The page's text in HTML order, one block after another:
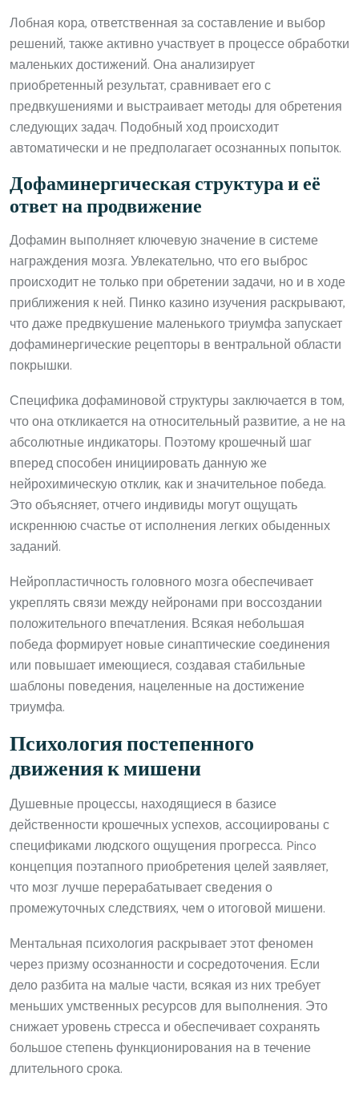
Лобная кора, ответственная за составление и выбор
решений, также активно участвует в процессе обработки
маленьких достижений. Она анализирует
приобретенный результат, сравнивает его с
предвкушениями и выстраивает методы для обретения
следующих задач. Подобный ход происходит
автоматически и не предполагает осознанных попыток.
Дофаминергическая структура и её
ответ на продвижение
Дофамин выполняет ключевую значение в системе
награждения мозга. Увлекательно, что его выброс
происходит не только при обретении задачи, но и в ходе
приближения к ней. Пинко казино изучения раскрывают,
что даже предвкушение маленького триумфа запускает
дофаминергические рецепторы в вентральной области
покрышки.
Специфика дофаминовой структуры заключается в том,
что она откликается на относительный развитие, а не на
абсолютные индикаторы. Поэтому крошечный шаг
вперед способен инициировать данную же
нейрохимическую отклик, как и значительное победа.
Это объясняет, отчего индивиды могут ощущать
искреннюю счастье от исполнения легких обыденных
заданий.
Нейропластичность головного мозга обеспечивает
укреплять связи между нейронами при воссоздании
положительного впечатления. Всякая небольшая
победа формирует новые синаптические соединения
или повышает имеющиеся, создавая стабильные
шаблоны поведения, нацеленные на достижение
триумфа.
Психология постепенного
движения к мишени
Душевные процессы, находящиеся в базисе
действенности крошечных успехов, ассоциированы с
спецификами людского ощущения прогресса. Pinco
концепция поэтапного приобретения целей заявляет,
что мозг лучше перерабатывает сведения о
промежуточных следствиях, чем о итоговой мишени.
Ментальная психология раскрывает этот феномен
через призму осознанности и сосредоточения. Если
дело разбита на малые части, всякая из них требует
меньших умственных ресурсов для выполнения. Это
снижает уровень стресса и обеспечивает сохранять
большое степень функционирования на в течение
длительного срока.